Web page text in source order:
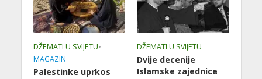
DŽEMATI U SVIJETU•
MAGAZIN
Palestinke uprkos
DŽEMATI U SVIJETU
Dvije decenije
Islamske zajednice